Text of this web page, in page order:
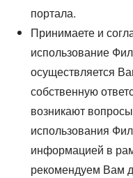
портала.
Принимаете и
использование
осуществляется
собственную
возникают
использования
информацией в
рекомендуем Вам